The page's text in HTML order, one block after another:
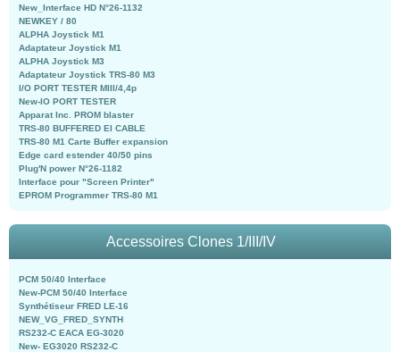
New_Interface HD N°26-1132
NEWKEY / 80
ALPHA Joystick M1
Adaptateur Joystick M1
ALPHA Joystick M3
Adaptateur Joystick TRS-80 M3
I/O PORT TESTER MIII/4,4p
New-IO PORT TESTER
Apparat Inc. PROM blaster
TRS-80 BUFFERED EI CABLE
TRS-80 M1 Carte Buffer expansion
Edge card estender 40/50 pins
Plug'N power N°26-1182
Interface pour "Screen Printer"
EPROM Programmer TRS-80 M1
Accessoires Clones 1/III/IV
PCM 50/40 Interface
New-PCM 50/40 Interface
Synthétiseur FRED LE-16
NEW_VG_FRED_SYNTH
RS232-C EACA EG-3020
New- EG3020 RS232-C